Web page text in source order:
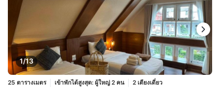
1/13
25 ตารางเมตร เข้าพักได้สูงสุด: ผู้ใหญ่ 2 คน
2 เตียงเดี่ยว